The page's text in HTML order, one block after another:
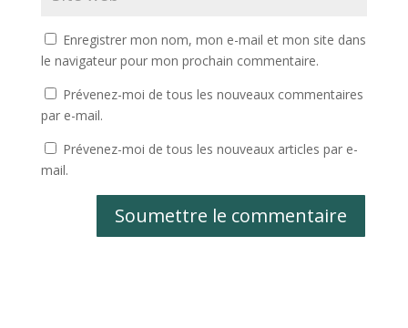
Enregistrer mon nom, mon e-mail et mon site dans
le navigateur pour mon prochain commentaire.
Prévenez-moi de tous les nouveaux commentaires
par e-mail.
Prévenez-moi de tous les nouveaux articles par e-
mail.
Soumettre le commentaire